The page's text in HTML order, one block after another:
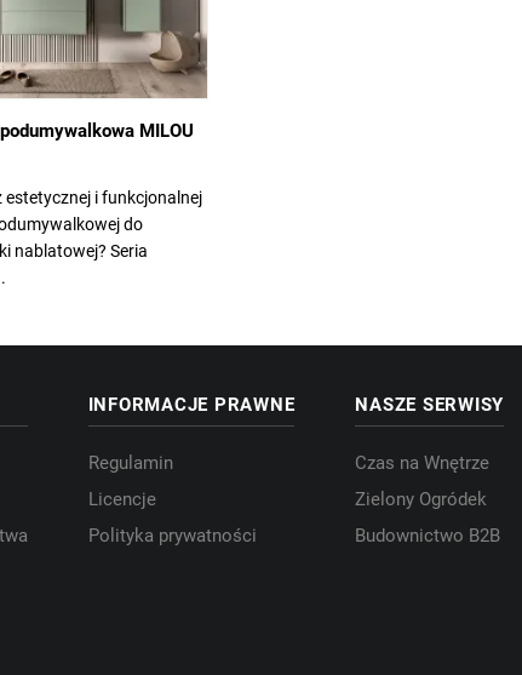
MILOU
estetycznej i funkcjonalnej
do
nablatowej? Seria
INFORMACJE PRAWNE
Regulamin
Licencje
Polityka prywatności
NASZE SERWISY
Czas na Wnętrze
Zielony Ogródek
Budownictwo B2B